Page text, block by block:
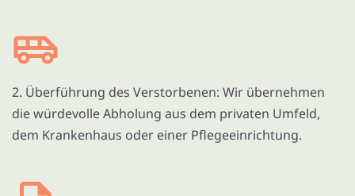
2. Überführung des Verstorbenen: Wir übernehmen
die würdevolle Abholung aus dem privaten Umfeld,
dem Krankenhaus oder einer Pflegeeinrichtung.